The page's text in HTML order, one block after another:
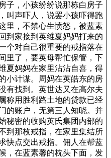
子，小孩纷纷说那栋白房子
叫声吓人，说罢小孩吓得跑
里，不禁心生愤怒，被蓝素
到家接到英维夏妈妈打来的
个对自己很重要的戒指落在
里了，要英母帮忙保管，下
夏妈妈在家里沾沾自喜，得
小计谋。周妈在英皓东的房
有找到。英世达又在高尔夫
称用胜利路土地的贷款已经
的账户，无第三人知晓。并
秘密的收购英氏集团内部的
到那枚戒指，在家里集结所
快点交出戒指。佣人在帮蓝
，在蓝素馨的枕头下面，发